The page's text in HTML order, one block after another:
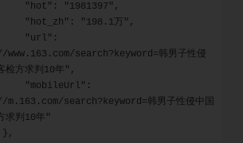
            "hot": "1981397",
            "hot_zh": "198.1万",
search?keyword=韩男子性侵
检方求判10年",
search?keyword=韩男子性侵中国
求判10年"
        },